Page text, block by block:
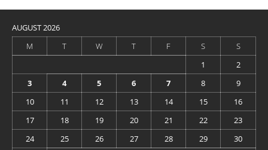
AUGUST 2026
M
T W T F S
S
1
2
3
4 5 6 7 8
9
10
11 12 13 14 15
16
17
18 19 20 21 22
23
24
25 26 27 28 29 30